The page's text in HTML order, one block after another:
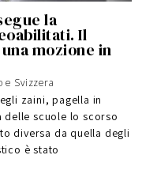
la
Il
mozione in
e Svizzera
zaini, pagella in
delle scuole lo scorso
diversa da quella degli
è stato